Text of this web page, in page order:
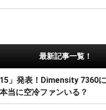
最新記事一覧！
」発表！Dimensity 7360
当に空冷ファンいる？